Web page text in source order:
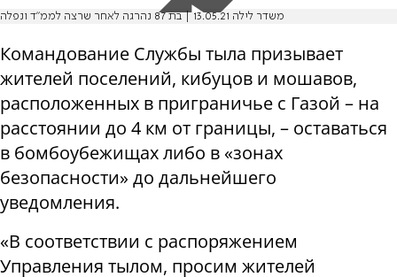
משדר לילה 13.05.21 | בת 87 נהרגה לאחר שרצה לממ"ד ונפלה
Командование Службы тыла призывает
жителей поселений, кибуцов и мошавов,
расположенных в приграничье с Газой – на
расстоянии до 4 км от границы, – оставаться
в бомбоубежищах либо в «зонах
безопасности» до дальнейшего
уведомления.
«В соответствии с распоряжением
Управления тылом, просим жителей